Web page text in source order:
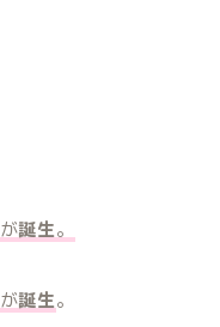
が誕生。
が誕生。